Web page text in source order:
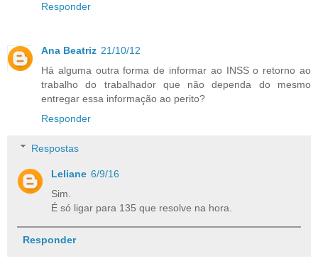
Responder
Ana Beatriz 21/10/12
Há alguma outra forma de informar ao INSS o retorno ao
trabalho do trabalhador que não dependa do mesmo
entregar essa informação ao perito?
Responder
Respostas
Leliane 6/9/16
Sim.
É só ligar para 135 que resolve na hora.
Responder